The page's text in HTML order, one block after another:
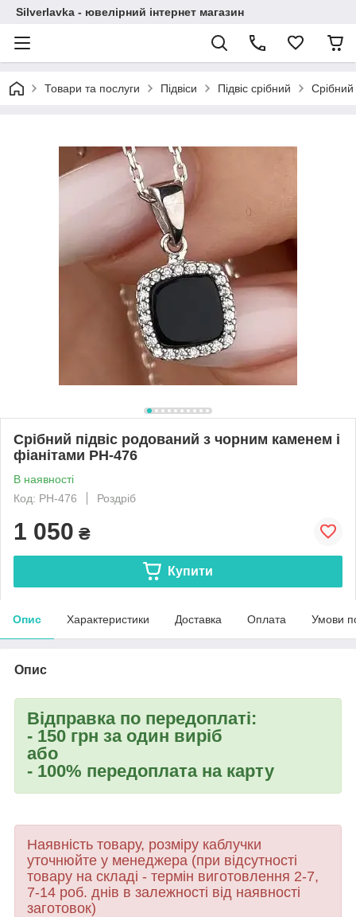
Silverlavka - ювелірний інтернет магазин
Товари та послуги Підвіси Підвіс срібний
Срібний підвіс родований з чорним каменем і
фіанітами РН-476
В наявності
Код: РН-476
Роздріб
1 050 ₴
Купити
Опис Характеристики Доставка Оплата Умови
Опис
Відправка по передоплаті:
- 150 грн за один виріб
або
- 100% передоплата на карту
Наявність товару, розміру каблучки
уточнюйте у менеджера (при відсутності
товару на складі - термін виготовлення 2-7,
7-14 роб. днів в залежності від наявності
заготовок)